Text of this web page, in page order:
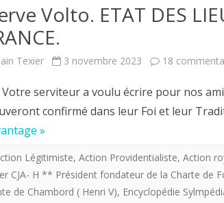
Volto. ETAT DES
Texier 3 novembre 2023 18
serviteur a voulu écrire pour nos
confirmé dans leur Foi et leur
»
Légitimiste, Action Providentialiste, Action
CJA- H ** Président fondateur de la Charte de
de Chambord ( Henri V), Encyclopédie